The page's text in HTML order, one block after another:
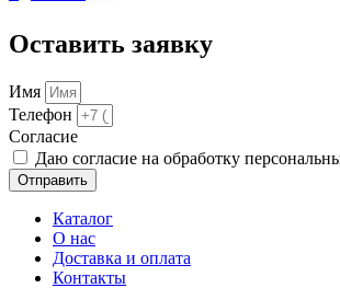
Оставить заявку
Имя
Телефон
Cогласие
Даю согласие на обработку
Отправить
Каталог
О нас
Доставка и оплата
Контакты